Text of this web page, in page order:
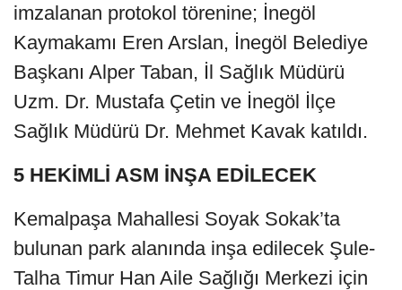
imzalanan protokol törenine; İnegöl
Kaymakamı Eren Arslan, İnegöl Belediye
Başkanı Alper Taban, İl Sağlık Müdürü
Uzm. Dr. Mustafa Çetin ve İnegöl İlçe
Sağlık Müdürü Dr. Mehmet Kavak katıldı.
5 HEKİMLİ ASM İNŞA EDİLECEK
Kemalpaşa Mahallesi Soyak Sokak’ta
bulunan park alanında inşa edilecek Şule-
Talha Timur Han Aile Sağlığı Merkezi için